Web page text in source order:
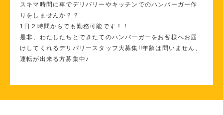
スキマ時間に車でデリバリーやキッチンでのハンバーガー作
りをしませんか？？
1日２時間からでも勤務可能です！！
是非、わたしたちとできたてのハンバーガーをお客様へお届
けしてくれるデリバリースタッフ大募集!!年齢は問いません、
運転が出来る方募集中♪